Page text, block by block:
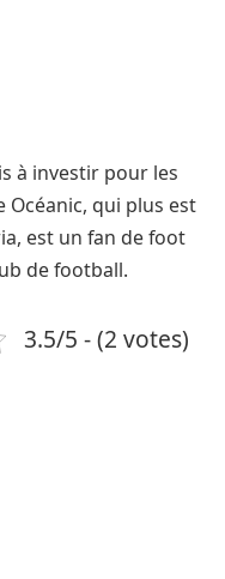
à investir pour les
qui plus est
est un fan de foot
de football.
3.5/5 - (2 votes)